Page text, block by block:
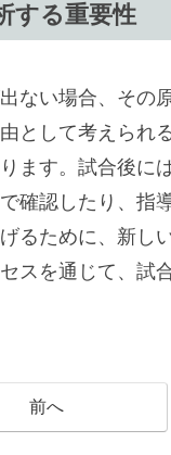
する重要性
ない場合、その
として考えられ
ます。試合後に
確認したり、指
るために、新し
スを通じて、試
前へ